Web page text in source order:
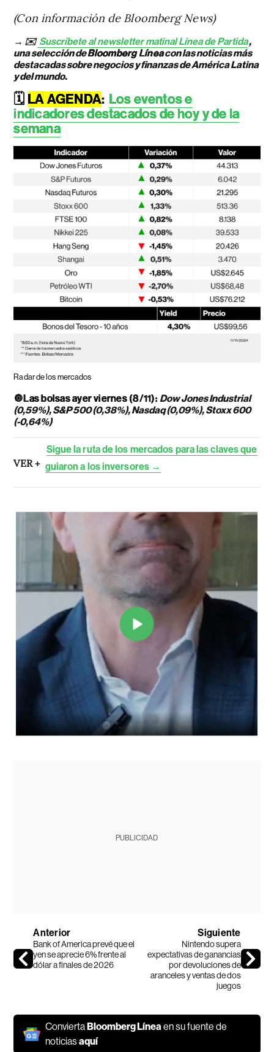
(Con información de Bloomberg News)
→ ✉️ Suscríbete al newsletter matinal Línea de Partida,
una selección deBloomberg Líneacon las noticias más
destacadas sobre negocios y finanzas de América Latina
y del mundo.
🗓️ LA AGENDA: Los eventos e
indicadores destacados de hoy y de la
semana
Radar de los mercados
🔘Las bolsas ayer viernes (8/11): Dow Jones Industrial
(0,59%), S&P 500 (0,38%), Nasdaq (0,09%), Stoxx 600
(-0,64%)
VER +
Sigue la ruta de los mercados para las claves que
guiaron a los inversores →
PUBLICIDAD
Anterior
Bank of America prevé que el
yen se aprecie 6% frente al
dólar a finales de 2026
Siguiente
Nintendo supera
expectativas de ganancias
por devoluciones de
aranceles y ventas de dos
juegos
ConviertaBloomberg Líneaen su fuente de
noticiasaquí